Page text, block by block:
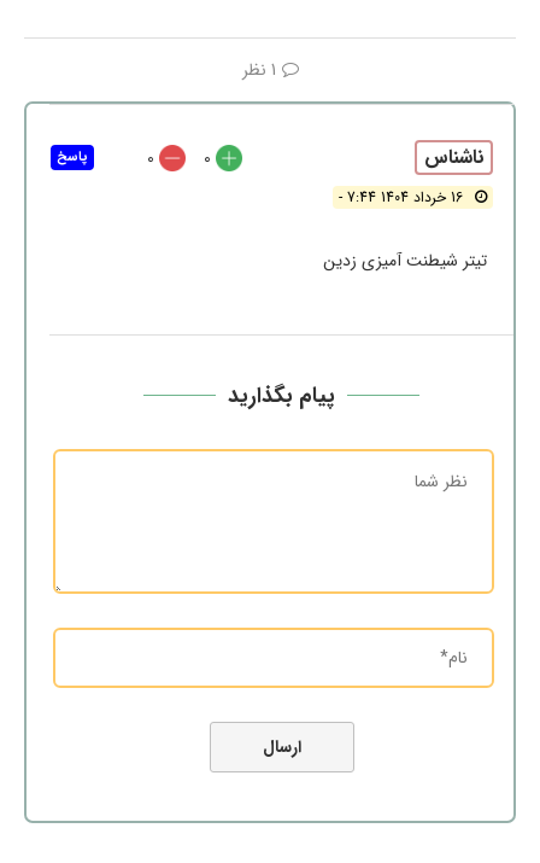
1 نظر
ناشناس
16 خرداد 1404 7:44 -
0
0
تیتر شیطنت آمیزی زدین
پاسخ
پیام بگذارید